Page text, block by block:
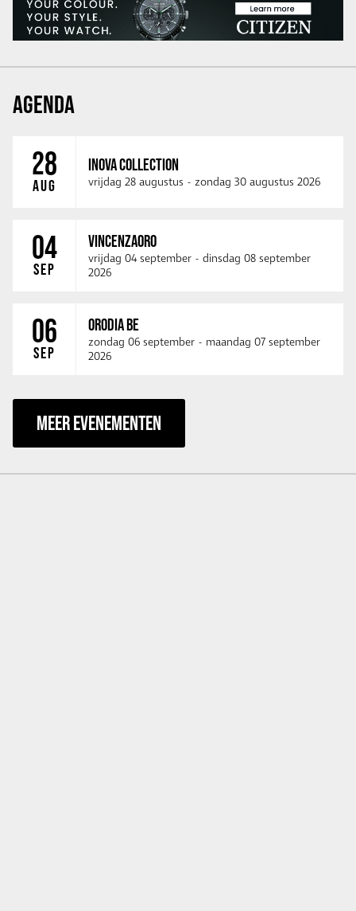
AGENDA
28
AUG
INOVA COLLECTION
vrijdag 28 augustus - zondag 30 augustus 2026
04
SEP
VINCENZAORO
vrijdag 04 september - dinsdag 08 september
2026
06
SEP
ORODIA BE
zondag 06 september - maandag 07 september
2026
MEER EVENEMENTEN